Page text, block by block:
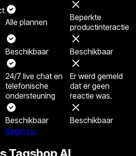
Alle plannen
Beperkte
productinteractie
Beschikbaar Beschikbaar
24/7 live chat en
telefonische
ondersteuning
Er werd gemeld
dat er geen
reactie was.
Beschikbaar
Beschikbaar
Begin nu
Tagshop AI